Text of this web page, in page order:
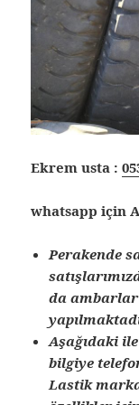
Ekrem usta :
whatsapp için
Perakende
da ambarlar
Aşağıdaki
bilgiye
Lastik